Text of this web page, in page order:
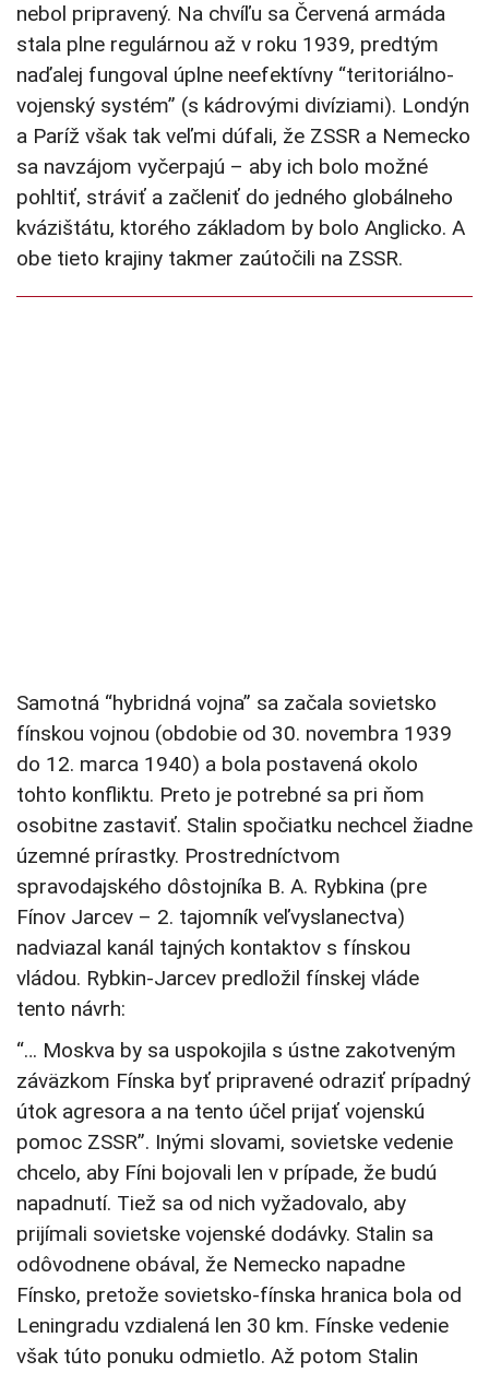
nebol pripravený. Na chvíľu sa Červená armáda
stala plne regulárnou až v roku 1939, predtým
naďalej fungoval úplne neefektívny “teritoriálno-
vojenský systém” (s kádrovými divíziami). Londýn
a Paríž však tak veľmi dúfali, že ZSSR a Nemecko
sa navzájom vyčerpajú – aby ich bolo možné
pohltiť, stráviť a začleniť do jedného globálneho
kvázištátu, ktorého základom by bolo Anglicko. A
obe tieto krajiny takmer zaútočili na ZSSR.
Samotná “hybridná vojna” sa začala sovietsko
fínskou vojnou (obdobie od 30. novembra 1939
do 12. marca 1940) a bola postavená okolo
tohto konfliktu. Preto je potrebné sa pri ňom
osobitne zastaviť. Stalin spočiatku nechcel žiadne
územné prírastky. Prostredníctvom
spravodajského dôstojníka B. A. Rybkina (pre
Fínov Jarcev – 2. tajomník veľvyslanectva)
nadviazal kanál tajných kontaktov s fínskou
vládou. Rybkin-Jarcev predložil fínskej vláde
tento návrh:
“… Moskva by sa uspokojila s ústne zakotveným
záväzkom Fínska byť pripravené odraziť prípadný
útok agresora a na tento účel prijať vojenskú
pomoc ZSSR”. Inými slovami, sovietske vedenie
chcelo, aby Fíni bojovali len v prípade, že budú
napadnutí. Tiež sa od nich vyžadovalo, aby
prijímali sovietske vojenské dodávky. Stalin sa
odôvodnene obával, že Nemecko napadne
Fínsko, pretože sovietsko-fínska hranica bola od
Leningradu vzdialená len 30 km. Fínske vedenie
však túto ponuku odmietlo. Až potom Stalin